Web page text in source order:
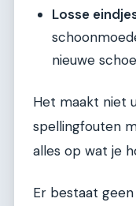
Losse
nieuwe
Het maakt niet
spellingfouten
alles op wat je
Er bestaat